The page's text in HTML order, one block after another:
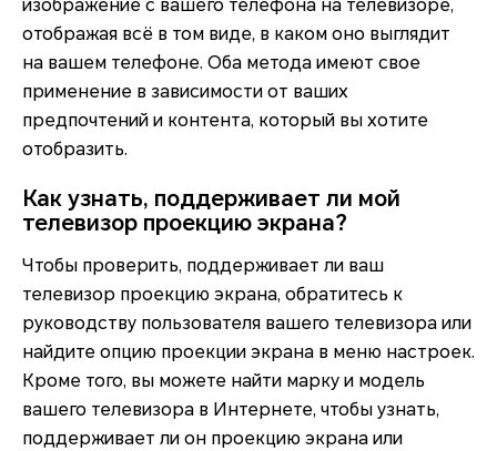
изображение с вашего телефона на телевизоре,
отображая всё в том виде, в каком оно выглядит
на вашем телефоне. Оба метода имеют свое
применение в зависимости от ваших
предпочтений и контента, который вы хотите
отобразить.
Как узнать, поддерживает ли мой
телевизор проекцию экрана?
Чтобы проверить, поддерживает ли ваш
телевизор проекцию экрана, обратитесь к
руководству пользователя вашего телевизора или
найдите опцию проекции экрана в меню настроек.
Кроме того, вы можете найти марку и модель
вашего телевизора в Интернете, чтобы узнать,
поддерживает ли он проекцию экрана или